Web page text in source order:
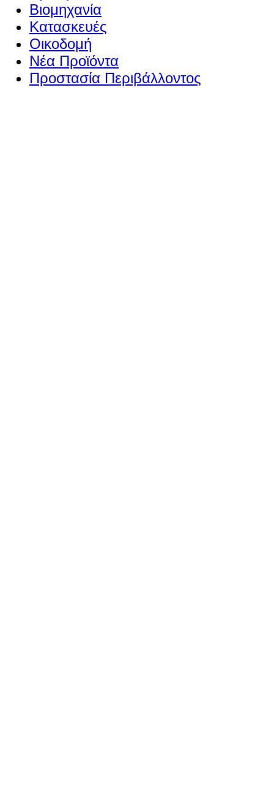
Βιομηχανία
Κατασκευές
Οικοδομή
Νέα Προϊόντα
Προστασία Περιβάλλοντος